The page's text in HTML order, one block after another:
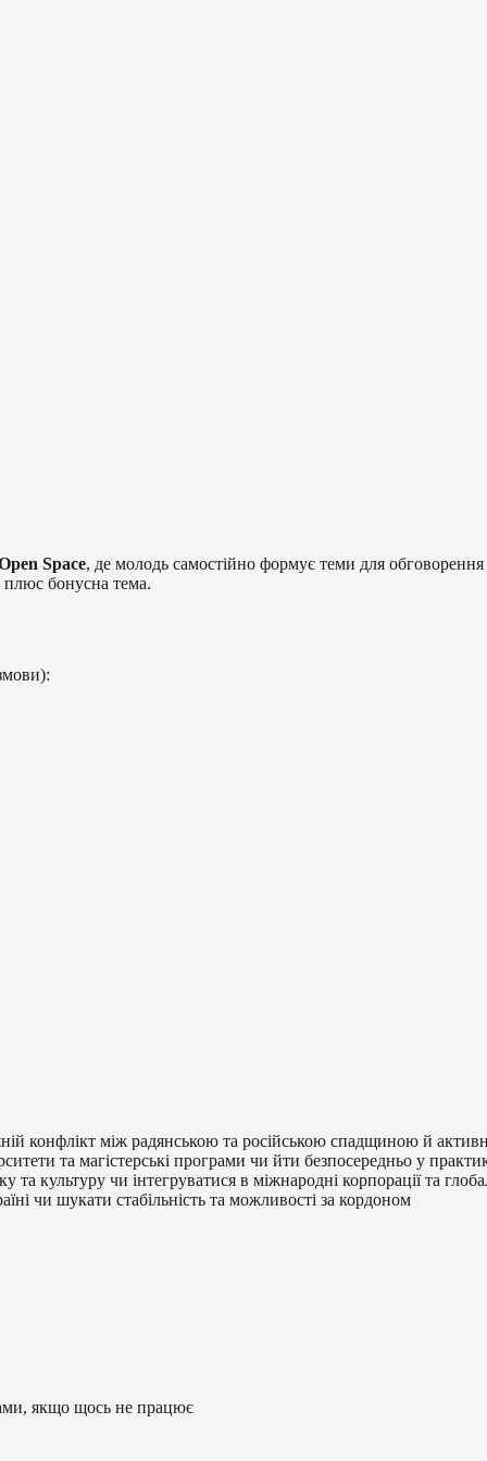
Space, де молодь самостійно формує теми для
бонусна тема.
конфлікт між радянською та російською спадщиною й
та магістерські програми чи йти безпосередньо у
культуру чи інтегруватися в міжнародні корпорації та
чи шукати стабільність та можливості за кордоном
якщо щось не працює